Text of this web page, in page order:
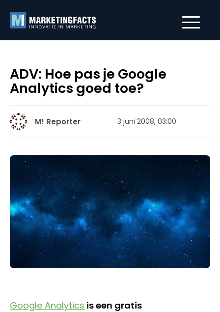
ADV: Hoe pas je Google
Analytics goed toe?
M! Reporter 3 juni 2008, 03:00
Google Analytics is een gratis